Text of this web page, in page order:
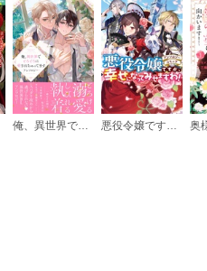
俺、異世界でとろとろに愛されちゃってます アンソロジー 悪役令嬢ですが、幸せになってみせますわ！ アンソロジーコミック